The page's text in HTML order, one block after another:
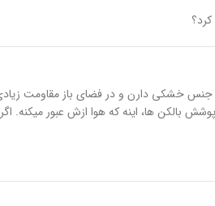
خشکی دارن و در فضای باز مقاومت زیادی
بالکن ها، اینه که هوا ازش عبور